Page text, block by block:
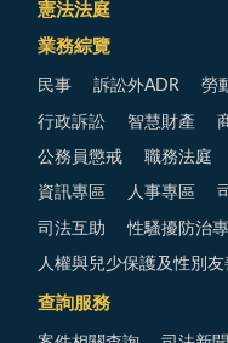
憲法法庭
業務綜覽
民事 訴訟外ADR 勞
行政訴訟 智慧財產
公務員懲戒 職務法庭
資訊專區 人事專區
司法互助 性騷擾防治
人權與兒少保護及性別友
查詢服務